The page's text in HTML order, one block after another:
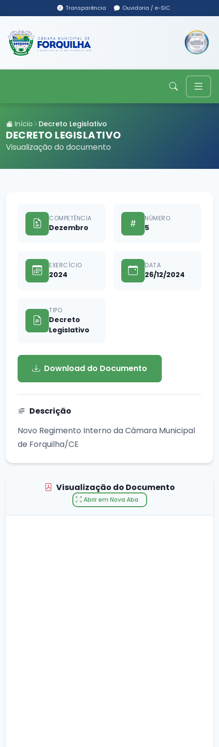
Transparência Ouvidoria / e-SIC
Início Decreto Legislativo
DECRETO LEGISLATIVO
Visualização do documento
COMPETÊNCIA
Dezembro
NÚMERO
5
EXERCÍCIO
2024
DATA
26/12/2024
TIPO
Decreto
Legislativo
Download do Documento
Descrição
Novo Regimento Interno da Câmara Municipal
de Forquilha/CE
Visualização do Documento
Abrir em Nova Aba